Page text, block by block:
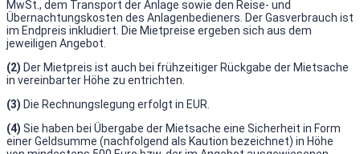
MwSt., dem Transport der Anlage sowie den Reise- und
Übernachtungskosten des Anlagenbedieners. Der Gasverbrauch ist
im Endpreis inkludiert. Die Mietpreise ergeben sich aus dem
jeweiligen Angebot.
(2) Der Mietpreis ist auch bei frühzeitiger Rückgabe der Mietsache
in vereinbarter Höhe zu entrichten.
(3) Die Rechnungslegung erfolgt in EUR.
(4) Sie haben bei Übergabe der Mietsache eine Sicherheit in Form
einer Geldsumme (nachfolgend als Kaution bezeichnet) in Höhe